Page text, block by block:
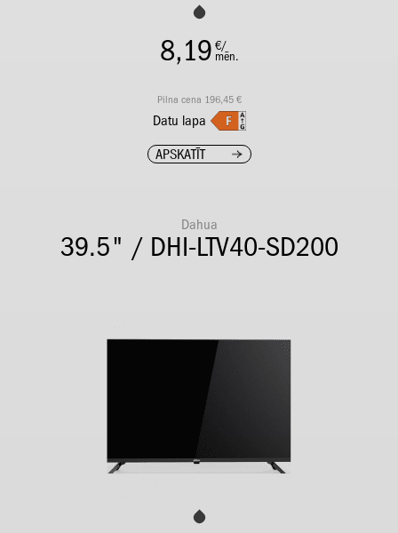
8,19 €/
mēn.
Pilna cena 196,45 €
Datu lapa
APSKATĪT
Dahua
39.5" / DHI-LTV40-SD200